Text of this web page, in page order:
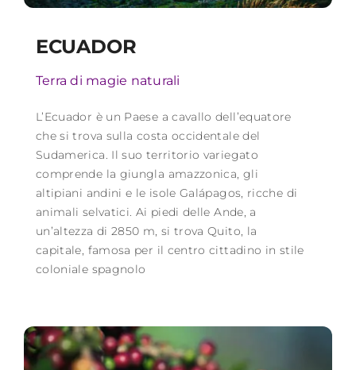
ECUADOR
Terra di magie naturali
L’Ecuador è un Paese a cavallo dell’equatore
che si trova sulla costa occidentale del
Sudamerica. Il suo territorio variegato
comprende la giungla amazzonica, gli
altipiani andini e le isole Galápagos, ricche di
animali selvatici. Ai piedi delle Ande, a
un’altezza di 2850 m, si trova Quito, la
capitale, famosa per il centro cittadino in stile
coloniale spagnolo